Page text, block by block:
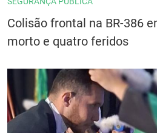
Colisão frontal na BR-386
morto e quatro feridos